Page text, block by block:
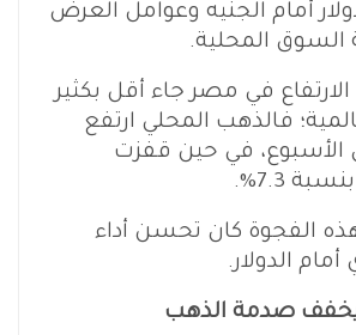
أمام الجنيه وعوامل العرض
السوق المحلية.
في مصر جاء أقل بكثير
فالذهب المحلي ارتفع
خلال الأسبوع، في حين قفزت
7.3%.
الفجوة كان تحسن أداء
الدولار.
يخفف صدمة الذهب